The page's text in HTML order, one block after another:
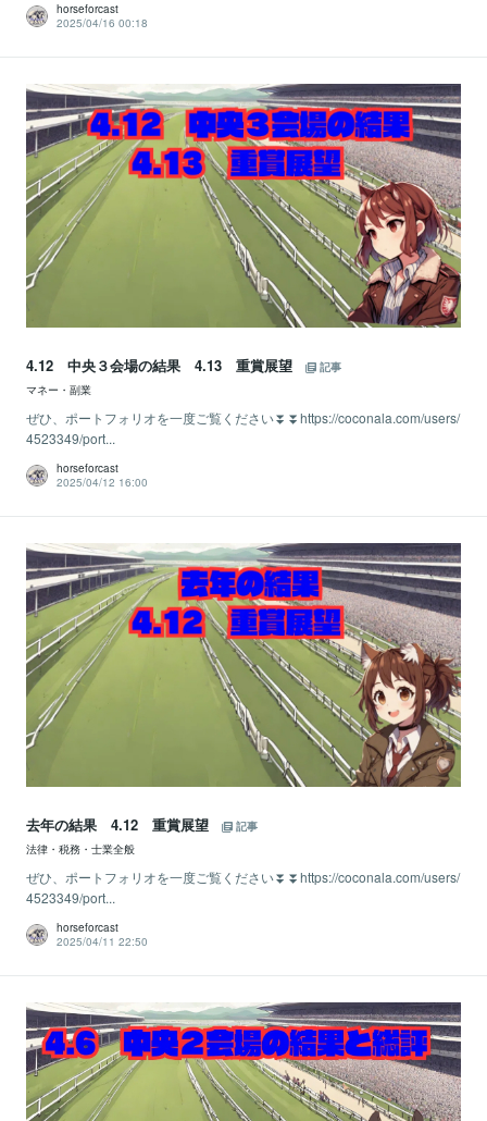
horseforcast
2025/04/16 00:18
4.12 中央３会場の結果 4.13 重賞展望
記事
マネー・副業
ぜひ、ポートフォリオを一度ご覧ください⏬⏬https://coconala.com/users/
4523349/port...
horseforcast
2025/04/12 16:00
去年の結果 4.12 重賞展望
記事
法律・税務・士業全般
ぜひ、ポートフォリオを一度ご覧ください⏬⏬https://coconala.com/users/
4523349/port...
horseforcast
2025/04/11 22:50